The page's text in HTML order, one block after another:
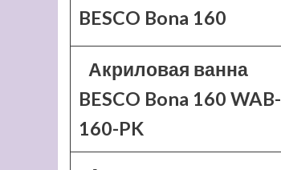
BESCO Bona 160
Акриловая ванна
BESCO Bona 160 WAB-
160-PK